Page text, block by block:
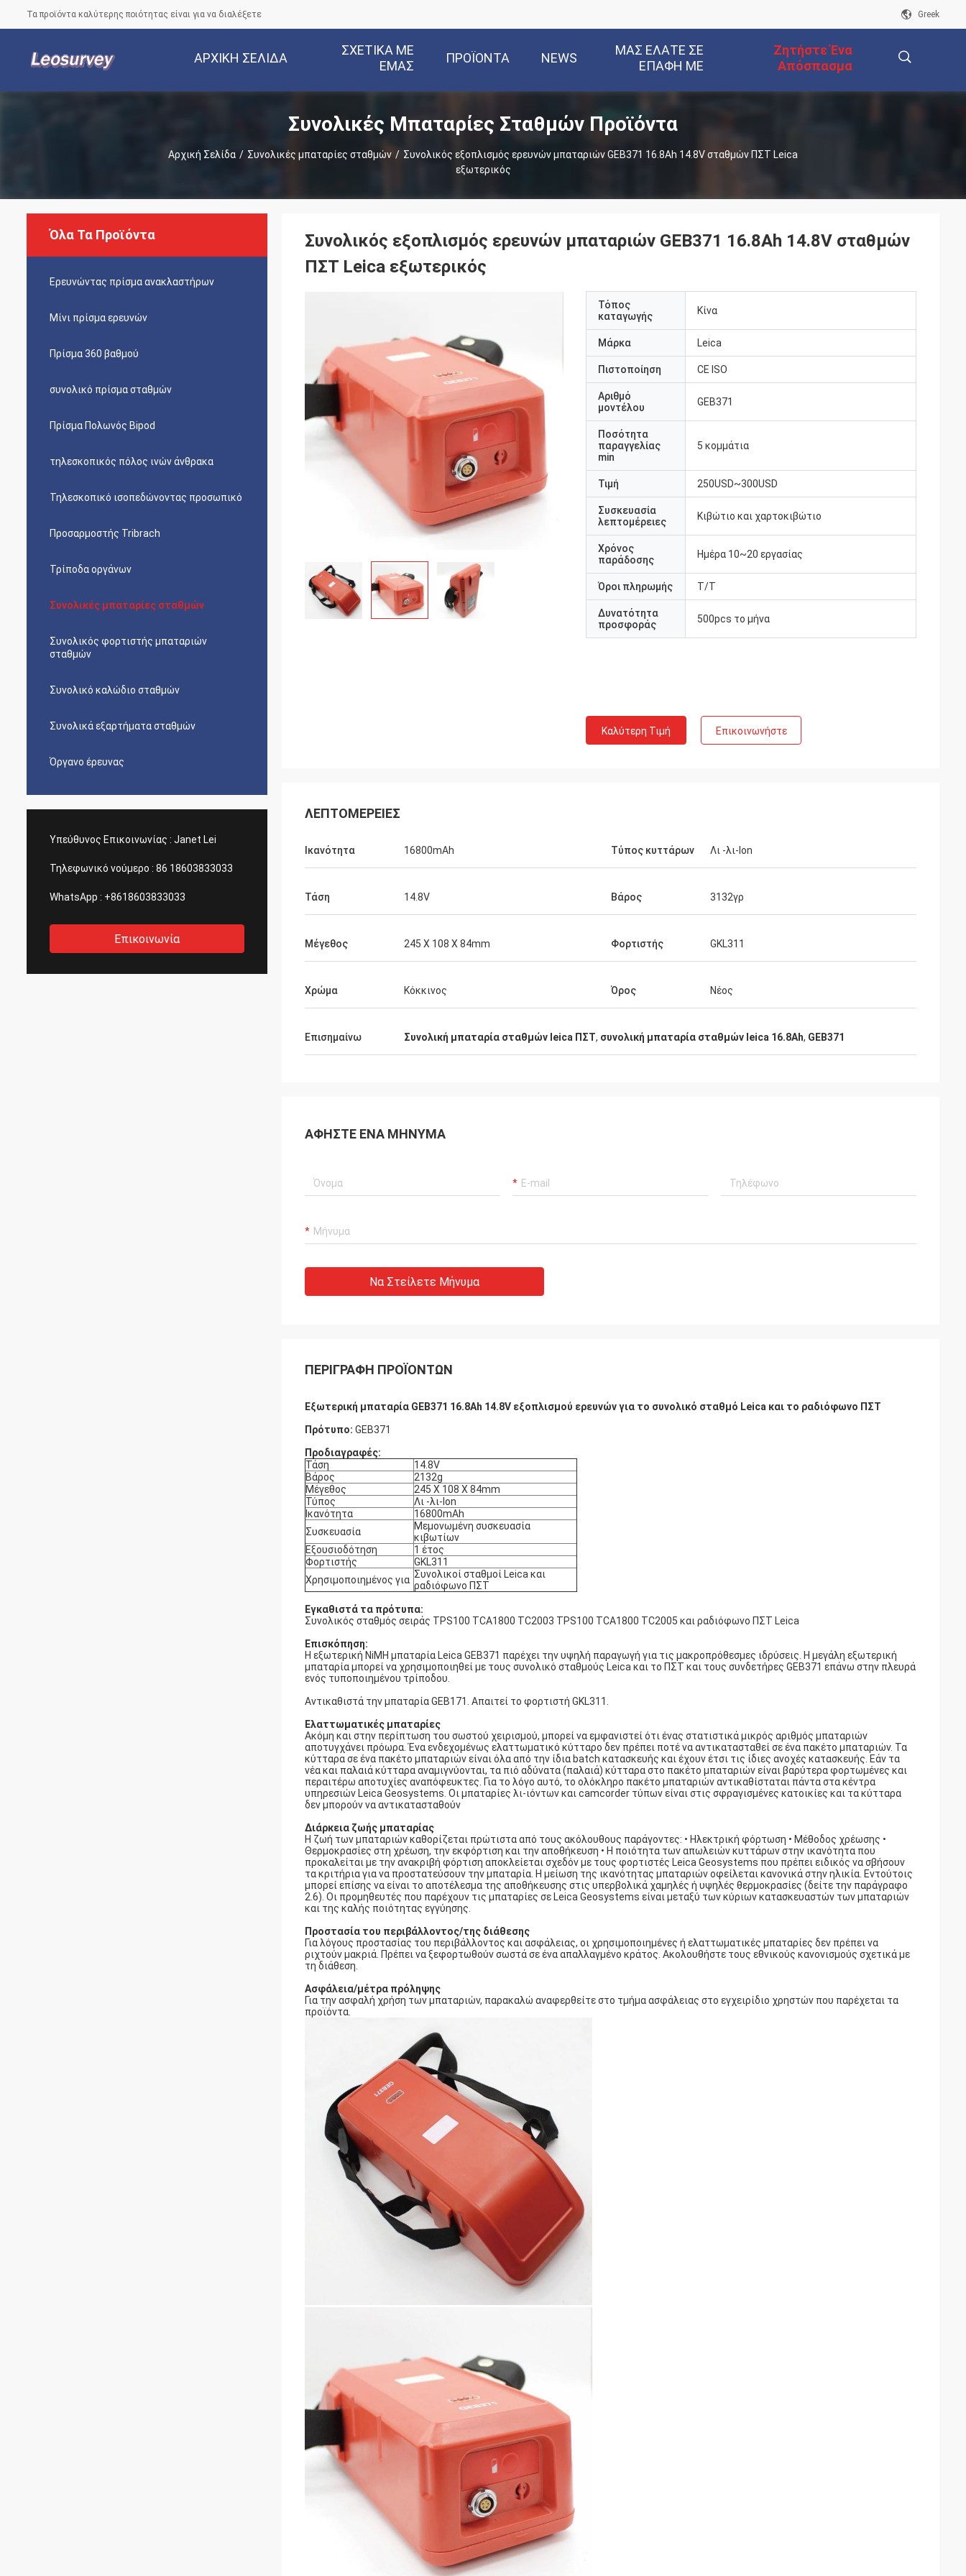
Τα προϊόντα καλύτερης ποιότητας είναι για να διαλέξετε Greek
ΑΡΧΙΚΉ ΣΕΛΊΔΑ
ΣΧΕΤΙΚΆ ΜΕ
ΕΜΆΣ
ΠΡΟΪΌΝΤΑ NEWS
ΜΑΣ ΕΛΆΤΕ ΣΕ
ΕΠΑΦΉ ΜΕ
Ζητήστε Ένα
Απόσπασμα
Συνολικές Μπαταρίες Σταθμών Προϊόντα
Αρχική Σελίδα / Συνολικές μπαταρίες σταθμών / Συνολικός εξοπλισμός ερευνών μπαταριών GEB371 16.8Ah 14.8V σταθμών ΠΣΤ Leica
εξωτερικός
Όλα Τα Προϊόντα
Ερευνώντας πρίσμα ανακλαστήρων
Μίνι πρίσμα ερευνών
Πρίσμα 360 βαθμού
συνολικό πρίσμα σταθμών
Πρίσμα Πολωνός Bipod
τηλεσκοπικός πόλος ινών άνθρακα
Τηλεσκοπικό ισοπεδώνοντας προσωπικό
Προσαρμοστής Tribrach
Τρίποδα οργάνων
Συνολικές μπαταρίες σταθμών
Συνολικός φορτιστής μπαταριών
σταθμών
Συνολικό καλώδιο σταθμών
Συνολικά εξαρτήματα σταθμών
Όργανο έρευνας
Υπεύθυνος Επικοινωνίας : Janet Lei
Τηλεφωνικό νούμερο : 86 18603833033
WhatsApp : +8618603833033
Επικοινωνία
Συνολικός εξοπλισμός ερευνών μπαταριών GEB371 16.8Ah 14.8V σταθμών
ΠΣΤ Leica εξωτερικός
Τόπος
καταγωγής
Κίνα
Μάρκα Leica
Πιστοποίηση CE ISO
Αριθμό
μοντέλου
GEB371
Ποσότητα
παραγγελίας
min
5 κομμάτια
Τιμή 250USD~300USD
Συσκευασία
λεπτομέρειες
Κιβώτιο και χαρτοκιβώτιο
Χρόνος
παράδοσης
Ημέρα 10~20 εργασίας
Όροι πληρωμής T/T
Δυνατότητα
προσφοράς
500pcs το μήνα
Καλύτερη Τιμή Επικοινωνήστε
ΛΕΠΤΟΜΈΡΕΙΕΣ
Ικανότητα 16800mAh Τύπος κυττάρων Λι -λι-lon
Τάση 14.8V Βάρος 3132γρ
Μέγεθος 245 X 108 X 84mm Φορτιστής GKL311
Χρώμα Κόκκινος Όρος Νέος
Επισημαίνω Συνολική μπαταρία σταθμών leica ΠΣΤ, συνολική μπαταρία σταθμών leica 16.8Ah, GEB371
ΑΦΉΣΤΕ ΈΝΑ ΜΉΝΥΜΑ
Να Στείλετε Μήνυμα
ΠΕΡΙΓΡΑΦΉ ΠΡΟΪΌΝΤΩΝ
Εξωτερική μπαταρία GEB371 16.8Ah 14.8V εξοπλισμού ερευνών για το συνολικό σταθμό Leica και το ραδιόφωνο ΠΣΤ
Πρότυπο: GEB371
Προδιαγραφές:
Τάση
14.8V
Βάρος
2132g
Μέγεθος
245 X 108 X 84mm
Τύπος
Λι -λι-lon
Ικανότητα
16800mAh
Συσκευασία
Μεμονωμένη συσκευασία
κιβωτίων
Εξουσιοδότηση
1 έτος
Φορτιστής
GKL311
Χρησιμοποιημένος για Συνολικοί σταθμοί Leica και
ραδιόφωνο ΠΣΤ
Εγκαθιστά τα πρότυπα:
Συνολικός σταθμός σειράς TPS100 TCA1800 TC2003 TPS100 TCA1800 TC2005 και ραδιόφωνο ΠΣΤ Leica
Επισκόπηση:
Η εξωτερική NiMH μπαταρία Leica GEB371 παρέχει την υψηλή παραγωγή για τις μακροπρόθεσμες ιδρύσεις. Η μεγάλη εξωτερική
μπαταρία μπορεί να χρησιμοποιηθεί με τους συνολικό σταθμούς Leica και το ΠΣΤ και τους συνδετήρες GEB371 επάνω στην πλευρά
ενός τυποποιημένου τρίποδου.
Αντικαθιστά την μπαταρία GEB171. Απαιτεί το φορτιστή GKL311.
Ελαττωματικές μπαταρίες
Ακόμη και στην περίπτωση του σωστού χειρισμού, μπορεί να εμφανιστεί ότι ένας στατιστικά μικρός αριθμός μπαταριών
αποτυγχάνει πρόωρα. Ένα ενδεχομένως ελαττωματικό κύτταρο δεν πρέπει ποτέ να αντικατασταθεί σε ένα πακέτο μπαταριών. Τα
κύτταρα σε ένα πακέτο μπαταριών είναι όλα από την ίδια batch κατασκευής και έχουν έτσι τις ίδιες ανοχές κατασκευής. Εάν τα
νέα και παλαιά κύτταρα αναμιγνύονται, τα πιό αδύνατα (παλαιά) κύτταρα στο πακέτο μπαταριών είναι βαρύτερα φορτωμένες και
περαιτέρω αποτυχίες αναπόφευκτες. Για το λόγο αυτό, το ολόκληρο πακέτο μπαταριών αντικαθίσταται πάντα στα κέντρα
υπηρεσιών Leica Geosystems. Οι μπαταρίες λι-ιόντων και camcorder τύπων είναι στις σφραγισμένες κατοικίες και τα κύτταρα
δεν μπορούν να αντικατασταθούν
Διάρκεια ζωής μπαταρίας
Η ζωή των μπαταριών καθορίζεται πρώτιστα από τους ακόλουθους παράγοντες: • Ηλεκτρική φόρτωση • Μέθοδος χρέωσης •
Θερμοκρασίες στη χρέωση, την εκφόρτιση και την αποθήκευση • Η ποιότητα των απωλειών κυττάρων στην ικανότητα που
προκαλείται με την ανακριβή φόρτιση αποκλείεται σχεδόν με τους φορτιστές Leica Geosystems που πρέπει ειδικός να σβήσουν
τα κριτήρια για να προστατεύσουν την μπαταρία. Η μείωση της ικανότητας μπαταριών οφείλεται κανονικά στην ηλικία. Εντούτοις
μπορεί επίσης να είναι το αποτέλεσμα της αποθήκευσης στις υπερβολικά χαμηλές ή υψηλές θερμοκρασίες (δείτε την παράγραφο
2.6). Οι προμηθευτές που παρέχουν τις μπαταρίες σε Leica Geosystems είναι μεταξύ των κύριων κατασκευαστών των μπαταριών
και της καλής ποιότητας εγγύησης.
Προστασία του περιβάλλοντος/της διάθεσης
Για λόγους προστασίας του περιβάλλοντος και ασφάλειας, οι χρησιμοποιημένες ή ελαττωματικές μπαταρίες δεν πρέπει να
ριχτούν μακριά. Πρέπει να ξεφορτωθούν σωστά σε ένα απαλλαγμένο κράτος. Ακολουθήστε τους εθνικούς κανονισμούς σχετικά με
τη διάθεση.
Ασφάλεια/μέτρα πρόληψης
Για την ασφαλή χρήση των μπαταριών, παρακαλώ αναφερθείτε στο τμήμα ασφάλειας στο εγχειρίδιο χρηστών που παρέχεται τα
προϊόντα.